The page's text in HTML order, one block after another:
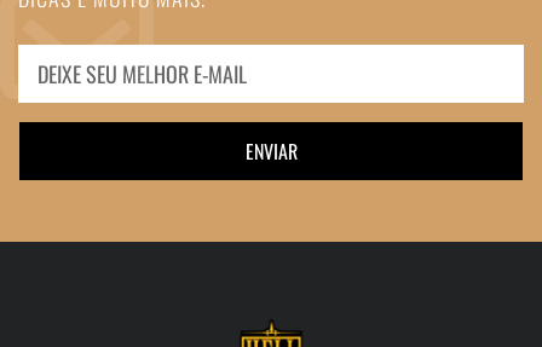
ENVIAR